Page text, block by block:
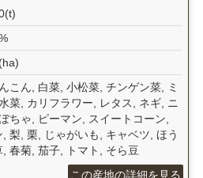
こん, 白菜, 小松菜, チンゲン菜, ミ
菜, カリフラワー, レタス, ネギ, ニ
ちゃ, ピーマン, スイートコーン,
, 梨, 栗, じゃがいも, キャベツ, ほう
, 春菊, 茄子, トマト, そら豆
この産地の詳細を見る